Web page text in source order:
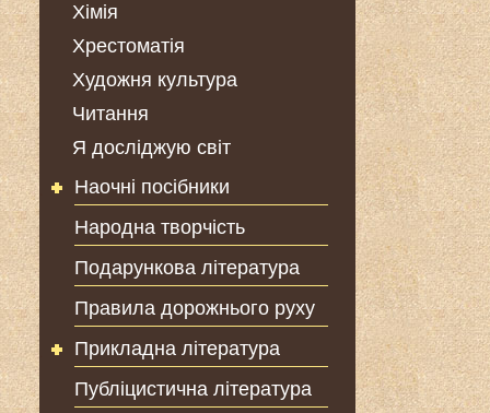
Хімія
Хрестоматія
Художня культура
Читання
Я досліджую світ
Наочні посібники
Народна творчість
Подарункова література
Правила дорожнього руху
Прикладна література
Публіцистична література